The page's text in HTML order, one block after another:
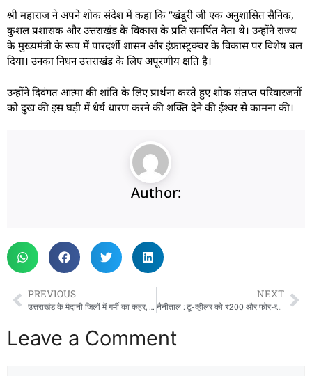
श्री महाराज ने अपने शोक संदेश में कहा कि “खंडूरी जी एक अनुशासित सैनिक,
कुशल प्रशासक और उत्तराखंड के विकास के प्रति समर्पित नेता थे। उन्होंने राज्य
के मुख्यमंत्री के रूप में पारदर्शी शासन और इंफ्रास्ट्रक्चर के विकास पर विशेष बल
दिया। उनका निधन उत्तराखंड के लिए अपूरणीय क्षति है।
उन्होंने दिवंगत आत्मा की शांति के लिए प्रार्थना करते हुए शोक संतप्त परिवारजनों
को दुख की इस घड़ी में धैर्य धारण करने की शक्ति देने की ईश्वर से कामना की।
Author:
PREVIOUS
उत्तराखंड के मैदानी जिलों में गर्मी का कहर, तापमान 40 डिग्री पहुंचने का अनुमान
NEXT
नैनीताल : टू-व्हीलर को ₹200 और फोर-व्हीलर को ₹500 तक ही तेल, पंप प्रबंधन ने तकनीकी खराबी बताई वजह
Leave a Comment